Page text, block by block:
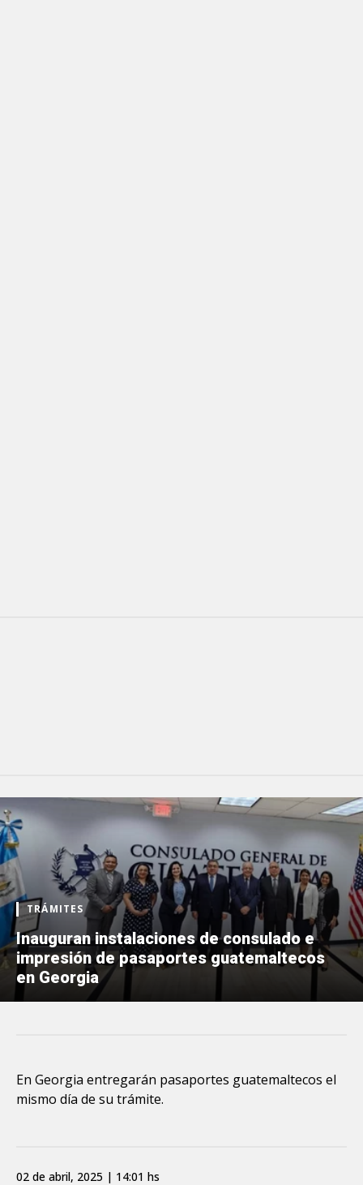
TRÁMITES
Inauguran instalaciones de consulado e
impresión de pasaportes guatemaltecos
en Georgia
En Georgia entregarán pasaportes guatemaltecos el
mismo día de su trámite.
02 de abril, 2025 | 14:01 hs